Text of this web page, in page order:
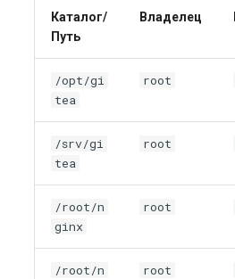
Каталог/
Путь
Владелец
/opt/gi
tea
root
/srv/gi
tea
root
/root/n
ginx
root
/root/n
root